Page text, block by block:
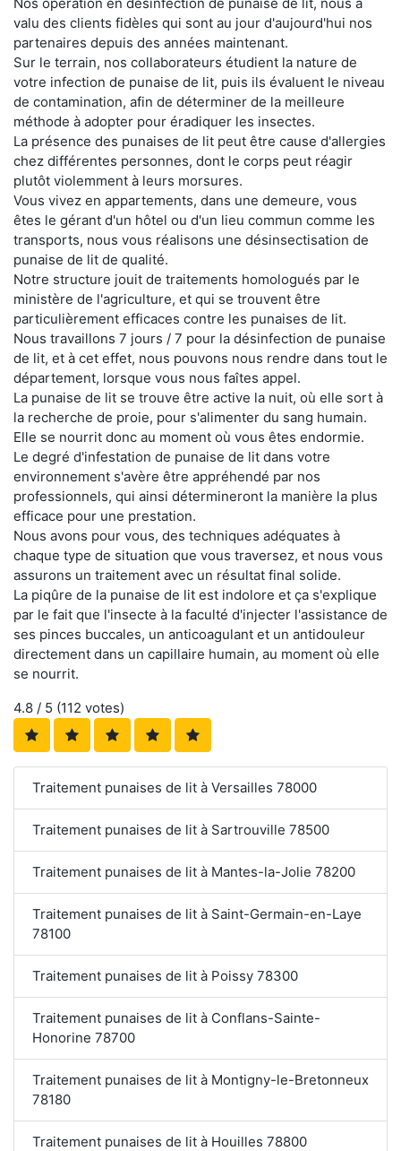
valu des clients fidèles qui sont au jour d'aujourd'hui nos
partenaires depuis des années maintenant.
Sur le terrain, nos collaborateurs étudient la nature de
votre infection de punaise de lit, puis ils évaluent le niveau
de contamination, afin de déterminer de la meilleure
méthode à adopter pour éradiquer les insectes.
La présence des punaises de lit peut être cause d'allergies
chez différentes personnes, dont le corps peut réagir
plutôt violemment à leurs morsures.
Vous vivez en appartements, dans une demeure, vous
êtes le gérant d'un hôtel ou d'un lieu commun comme les
transports, nous vous réalisons une désinsectisation de
punaise de lit de qualité.
Notre structure jouit de traitements homologués par le
ministère de l'agriculture, et qui se trouvent être
particulièrement efficaces contre les punaises de lit.
Nous travaillons 7 jours / 7 pour la désinfection de punaise
de lit, et à cet effet, nous pouvons nous rendre dans tout le
département, lorsque vous nous faîtes appel.
La punaise de lit se trouve être active la nuit, où elle sort à
la recherche de proie, pour s'alimenter du sang humain.
Elle se nourrit donc au moment où vous êtes endormie.
Le degré d'infestation de punaise de lit dans votre
environnement s'avère être appréhendé par nos
professionnels, qui ainsi détermineront la manière la plus
efficace pour une prestation.
Nous avons pour vous, des techniques adéquates à
chaque type de situation que vous traversez, et nous vous
assurons un traitement avec un résultat final solide.
La piqûre de la punaise de lit est indolore et ça s'explique
par le fait que l'insecte à la faculté d'injecter l'assistance de
ses pinces buccales, un anticoagulant et un antidouleur
directement dans un capillaire humain, au moment où elle
se nourrit.
4.8 / 5 (112 votes)
Traitement punaises de lit à Versailles 78000
Traitement punaises de lit à Sartrouville 78500
Traitement punaises de lit à Mantes-la-Jolie 78200
Traitement punaises de lit à Saint-Germain-en-Laye
78100
Traitement punaises de lit à Poissy 78300
Traitement punaises de lit à Conflans-Sainte-
Honorine 78700
Traitement punaises de lit à Montigny-le-Bretonneux
78180
Traitement punaises de lit à Houilles 78800